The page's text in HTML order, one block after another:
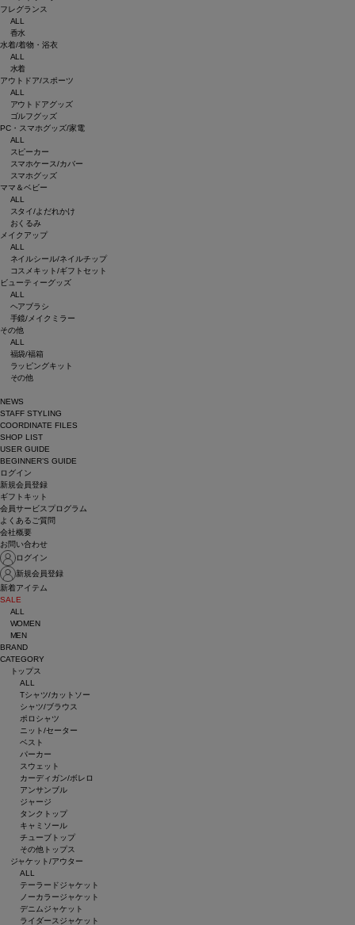
フレグランス
ALL
香水
水着/着物・浴衣
ALL
水着
アウトドア/スポーツ
ALL
アウトドアグッズ
ゴルフグッズ
PC・スマホグッズ/家電
ALL
スピーカー
スマホケース/カバー
スマホグッズ
ママ＆ベビー
ALL
スタイ/よだれかけ
おくるみ
メイクアップ
ALL
ネイルシール/ネイルチップ
コスメキット/ギフトセット
ビューティーグッズ
ALL
ヘアブラシ
手鏡/メイクミラー
その他
ALL
福袋/福箱
ラッピングキット
その他
NEWS
STAFF STYLING
COORDINATE FILES
SHOP LIST
USER GUIDE
BEGINNER’S GUIDE
ログイン
新規会員登録
ギフトキット
会員サービスプログラム
よくあるご質問
会社概要
お問い合わせ
ログイン
新規会員登録
新着アイテム
SALE
ALL
WOMEN
MEN
BRAND
CATEGORY
トップス
ALL
Tシャツ/カットソー
シャツ/ブラウス
ポロシャツ
ニット/セーター
ベスト
パーカー
スウェット
カーディガン/ボレロ
アンサンブル
ジャージ
タンクトップ
キャミソール
チューブトップ
その他トップス
ジャケット/アウター
ALL
テーラードジャケット
ノーカラージャケット
デニムジャケット
ライダースジャケット